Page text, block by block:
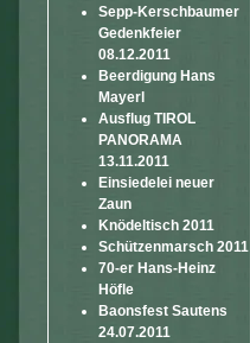
Sepp-Kerschbaumer
Gedenkfeier
08.12.2011
Beerdigung Hans
Mayerl
Ausflug TIROL
PANORAMA
13.11.2011
Einsiedelei neuer
Zaun
Knödeltisch 2011
Schützenmarsch 2011
70-er Hans-Heinz
Höfle
Baonsfest Sautens
24.07.2011